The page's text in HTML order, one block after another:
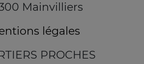
Mainvilliers
légales
PROCHES